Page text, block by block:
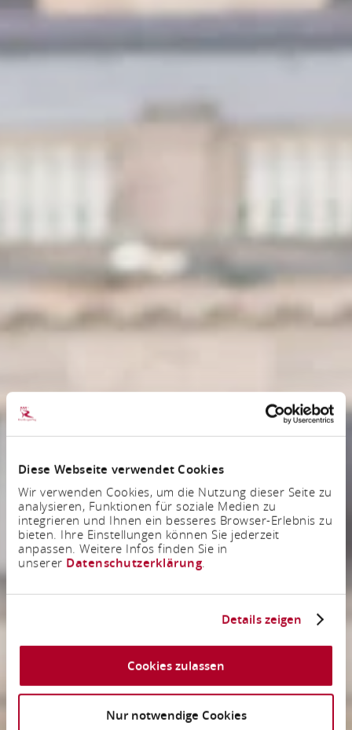
Diese Webseite verwendet Cookies
Wir verwenden Cookies, um die Nutzung dieser Seite zu
analysieren, Funktionen für soziale Medien zu
integrieren und Ihnen ein besseres Browser-Erlebnis zu
bieten. Ihre Einstellungen können Sie jederzeit
anpassen. Weitere Infos finden Sie in
unserer Datenschutzerklärung.
Details zeigen
Cookies zulassen
Nur notwendige Cookies